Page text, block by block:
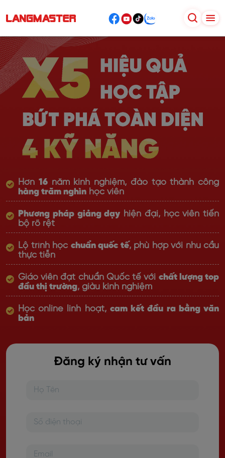
Hơn 16năm kinh nghiệm, đào tạo thành công
hàng trăm nghìn học viên
Phương pháp giảng dạy hiện đại, học viên tiến
bộ rõ rệt
Lộ trình học chuẩn quốc tế, phù hợp với nhu cầu
thực tiễn
Giáo viên đạt chuẩn Quốc tế với chất lượng top
đầu thị trường, giàu kinh nghiệm
Học online linh hoạt, cam kết đầu ra bằng văn
bản
Đăng ký nhận tư vấn